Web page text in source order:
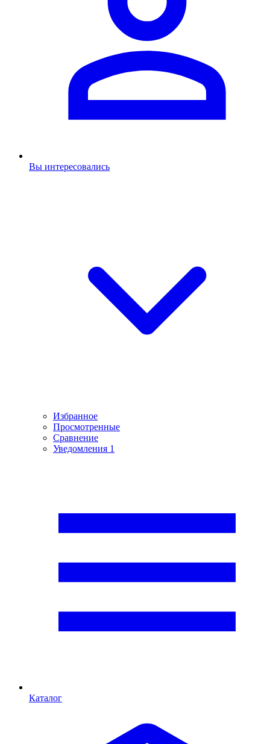
Вы интересовались
Избранное
Просмотренные
Сравнение
Уведомления 1
Каталог